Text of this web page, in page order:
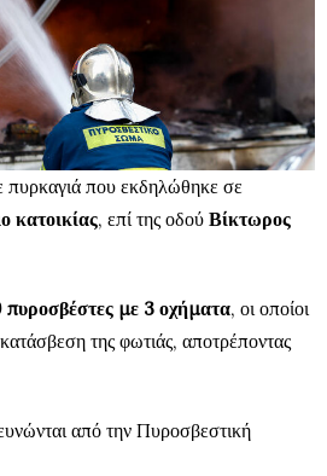
που εκδηλώθηκε σε
κατοικίας, επί της οδού Βίκτωρος
πυροσβέστες με 3 οχήματα, οι οποίοι
της φωτιάς, αποτρέποντας
από την Πυροσβεστική